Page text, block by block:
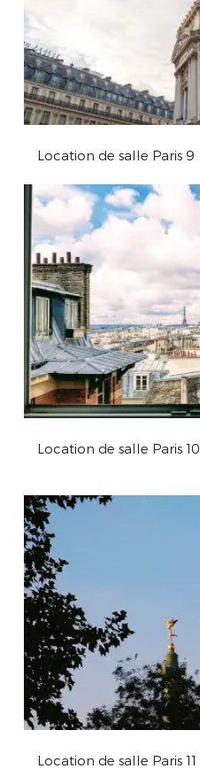
Location de salle Paris 9
Location de salle Paris 10
Location de salle Paris 11